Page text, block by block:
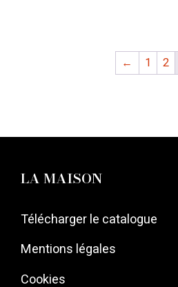
← 1 2
LA MAISON
Télécharger le catalogue
Mentions légales
Cookies